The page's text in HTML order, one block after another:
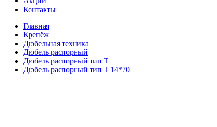
Контакты
Главная
Крепёж
Дюбельная техника
Дюбель распорный
Дюбель распорный тип Т
Дюбель распорный тип Т 14*70